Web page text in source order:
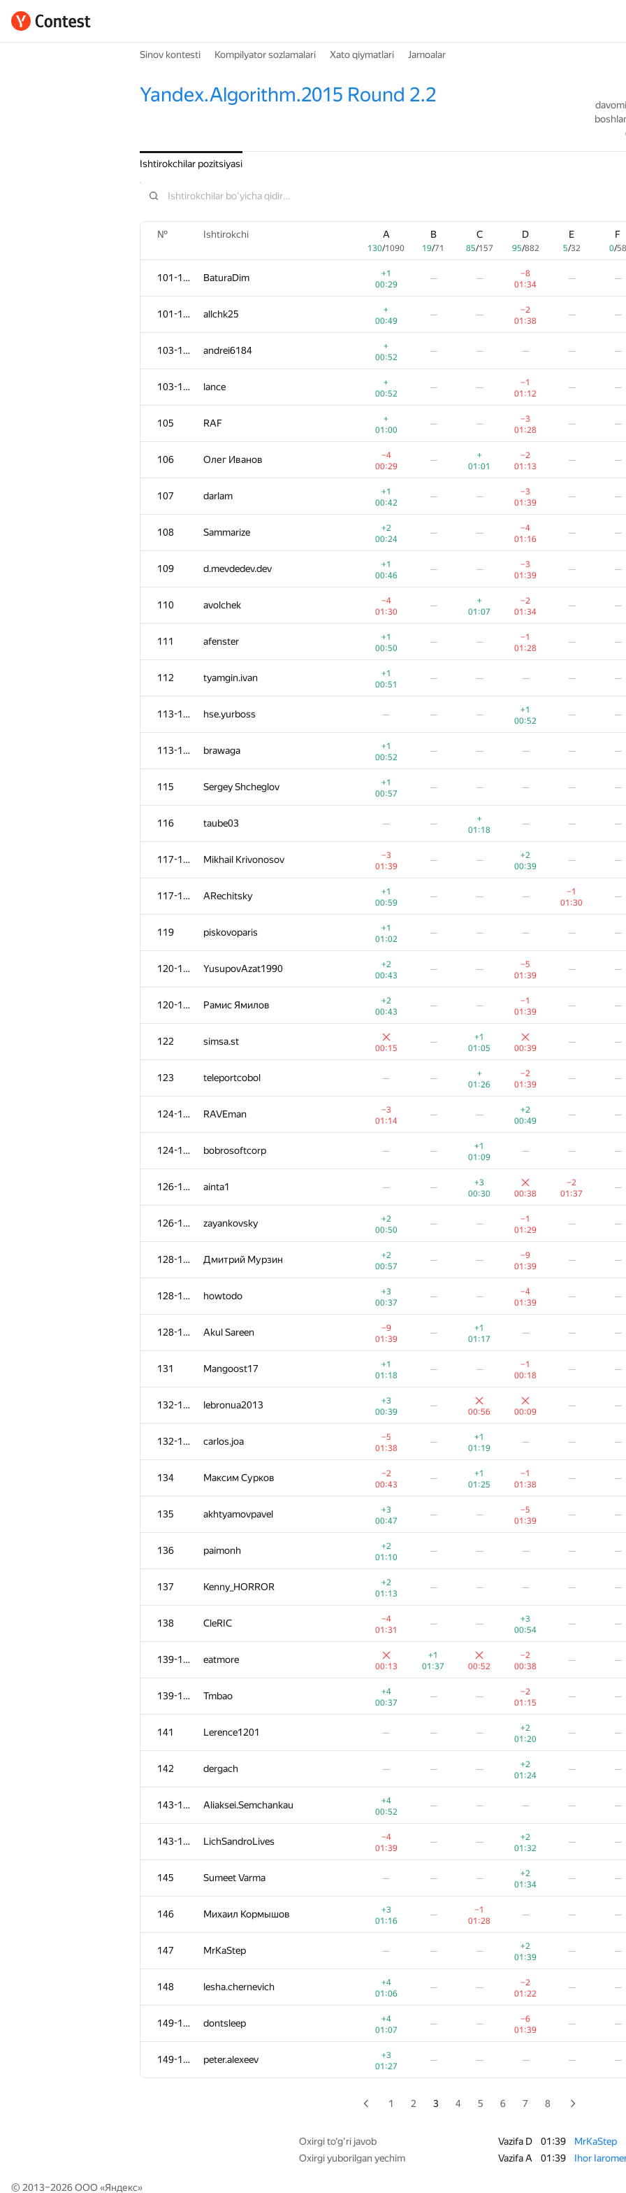
Sinov kontesti Kompilyator sozlamalari Xato qiymatlari Jamoalar
Yandex.Algorithm.2015 Round 2.2
Ishtirokchilar pozitsiyasi
№ Ishtirokchi A
130/1090
B
19/71
C
85/157
D
95/882
E
5/32
F
0/58
101-102 BaturaDim
+1
00:29
— —
−8
01:34
— —
101-102 allchk25
+
00:49
— —
−2
01:38
— —
103-104 andrei6184
+
00:52
— — — — —
103-104 lance
+
00:52
— —
−1
01:12
— —
105 RAF
+
01:00
— —
−3
01:28
— —
106 Олег Иванов
−4
00:29
—
+
01:01
−2
01:13
— —
107 darlam
+1
00:42
— —
−3
01:39
— —
108 Sammarize
+2
00:24
— —
−4
01:16
— —
109 d.mevdedev.dev
+1
00:46
— —
−3
01:39
— —
110 avolchek
−4
01:30
—
+
01:07
−2
01:34
— —
111 afenster
+1
00:50
— —
−1
01:28
— —
112 tyamgin.ivan
+1
00:51
— — — — —
113-114 hse.yurboss — — —
+1
00:52
— —
113-114 brawaga
+1
00:52
— — — — —
115 Sergey Shcheglov
+1
00:57
— — — — —
116 taube03 — —
+
01:18
— — —
117-118 Mikhail Krivonosov
−3
01:39
— —
+2
00:39
— —
117-118 ARechitsky
+1
00:59
— — —
−1
01:30
—
119 piskovoparis
+1
01:02
— — — — —
120-121 YusupovAzat1990
+2
00:43
— —
−5
01:39
— —
120-121 Рамис Ямилов
+2
00:43
— —
−1
01:39
— —
122 simsa.st
00:15
—
+1
01:05
00:39
— —
123 teleportcobol — —
+
01:26
−2
01:39
— —
124-125 RAVEman
−3
01:14
— —
+2
00:49
— —
124-125 bobrosoftcorp — —
+1
01:09
— — —
126-127 ainta1 — —
+3
00:30
00:38
−2
01:37
—
126-127 zayankovsky
+2
00:50
— —
−1
01:29
— —
128-130 Дмитрий Мурзин
+2
00:57
— —
−9
01:39
— —
128-130 howtodo
+3
00:37
— —
−4
01:39
— —
128-130 Akul Sareen
−9
01:39
—
+1
01:17
— — —
131 Mangoost17
+1
01:18
— —
−1
00:18
— —
132-133 lebronua2013
+3
00:39
—
00:56 00:09
— —
132-133 carlos.joa
−5
01:38
—
+1
01:19
— — —
134 Максим Сурков
−2
00:43
—
+1
01:25
−1
01:38
— —
135 akhtyamovpavel
+3
00:47
— —
−5
01:39
— —
136 paimonh
+2
01:10
— — — — —
137 Kenny_HORROR
+2
01:13
— — — — —
138 CleRIC
−4
01:31
— —
+3
00:54
— —
139-140 eatmore
00:13
+1
01:37
00:52
−2
00:38
— —
139-140 Tmbao
+4
00:37
— —
−2
01:15
— —
141 Lerence1201 — — —
+2
01:20
— —
142 dergach — — —
+2
01:24
— —
143-144 Aliaksei.Semchankau
+4
00:52
— — — — —
143-144 LichSandroLives
−4
01:39
— —
+2
01:32
— —
145 Sumeet Varma — — —
+2
01:34
— —
146 Михаил Кормышов
+3
01:16
—
−1
01:28
— — —
147 MrKaStep — — —
+2
01:39
— —
148 lesha.chernevich
+4
01:06
— —
−2
01:22
— —
149-150 dontsleep
+4
01:07
— —
−6
01:39
— —
149-150 peter.alexeev
+3
01:27
— — — — —
130/ 1090 19/71 /157 95/ 882 /32 /58
BaturaDim
+1
00:29
01:34
allchk25
+
00:49
01:38
andrei6184
00:52
—
+
00:52
— —
−1
01:12
105 RAF
01:00
−3
01:28
106 Олег Иванов
00:29
01:01
−2
01:13
107 darlam
00:42
−3
01:39
108 Sammarize
+2
00:24
01:16
109 d.mevdedev.dev
+1
00:46
−3
01:39
110 avolchek
01:30
01:07
−2
01:34
111 afenster
+1
00:50
—
01:28
112 tyamgin.ivan
00:51
—
hse.yurboss —
+1
00:52
brawaga
+1
00:52
—
115 Sergey Shcheglov
+1
00:57
+1
— —
1 2 3 4 5 6 7 8
Oxirgi to‘g‘ri javob Vazifa D 01:39
MrKaStep
Oxirgi yuborilgan yechim
Vazifa A 01:39 Ihor
© 2013–2026 ООО «Яндекс»